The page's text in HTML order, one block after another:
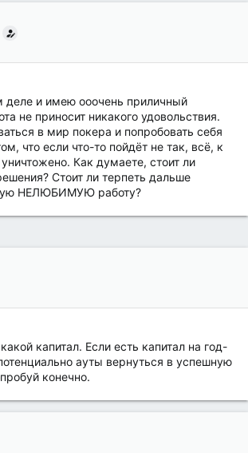
деле и имею ооочень приличный
не приносит никакого удовольствия.
в мир покера и попробовать себя
что если что-то пойдёт не так, всё, к
Как думаете, стоит ли
Стоит ли терпеть дальше
НЕЛЮБИМУЮ работу?
капитал. Если есть капитал на год-
ауты вернуться в успешную
конечно.